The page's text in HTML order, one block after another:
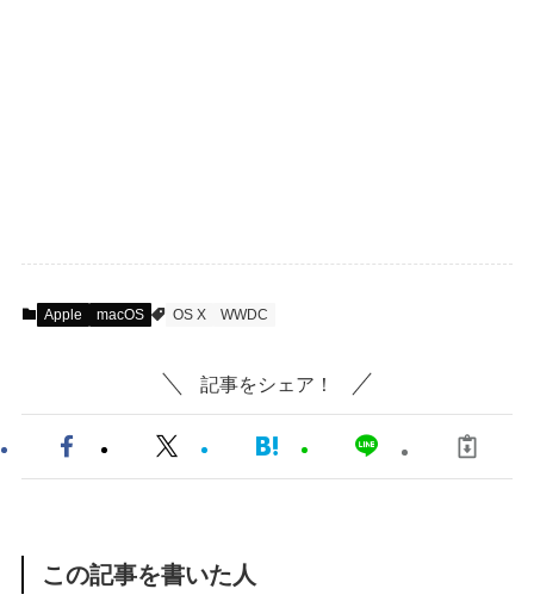
Apple macOS OS X WWDC
記事をシェア！
この記事を書いた人